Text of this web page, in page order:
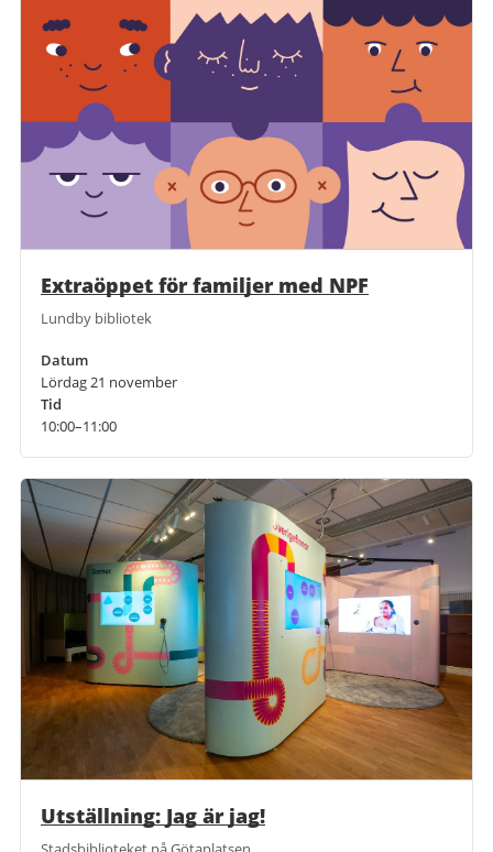
Extraöppet för familjer med NPF
Lundby bibliotek
Datum
Lördag 21 november
Tid
10:00–11:00
Utställning: Jag är jag!